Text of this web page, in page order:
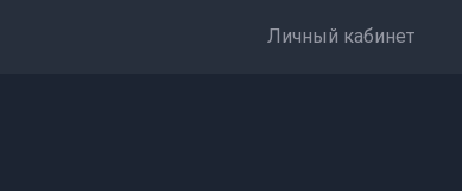
Личный кабинет